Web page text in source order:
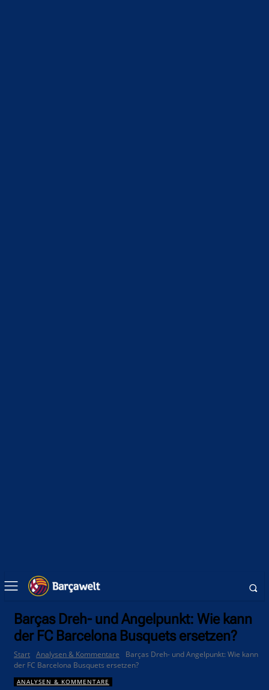
Barças Dreh- und Angelpunkt: Wie kann
der FC Barcelona Busquets ersetzen?
Start Analysen & Kommentare
Barças Dreh- und Angelpunkt: Wie kann
der FC Barcelona Busquets ersetzen?
ANALYSEN & KOMMENTARE